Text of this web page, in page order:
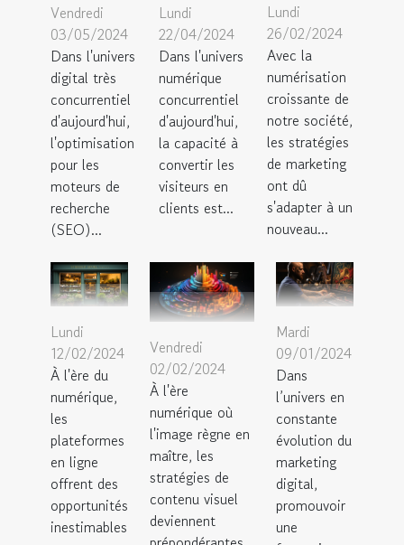
Vendredi
03/05/2024
Dans l'univers
digital très
concurrentiel
d'aujourd'hui,
l'optimisation
pour les
moteurs de
recherche
(SEO)...
Lundi
22/04/2024
Dans l'univers
numérique
concurrentiel
d'aujourd'hui,
la capacité à
convertir les
visiteurs en
clients est...
Lundi
26/02/2024
Avec la
numérisation
croissante de
notre société,
les stratégies
de marketing
ont dû
s'adapter à un
nouveau...
Lundi
12/02/2024
À l'ère du
numérique,
les
plateformes
en ligne
offrent des
opportunités
inestimables
Vendredi
02/02/2024
À l'ère
numérique où
l'image règne en
maître, les
stratégies de
contenu visuel
deviennent
Mardi
09/01/2024
Dans
l’univers en
constante
évolution du
marketing
digital,
promouvoir
une